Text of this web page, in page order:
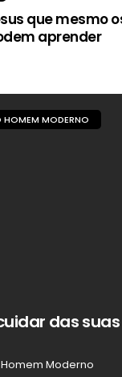
que mesmo
aprender
HOMEM MODERNO
das
Moderno